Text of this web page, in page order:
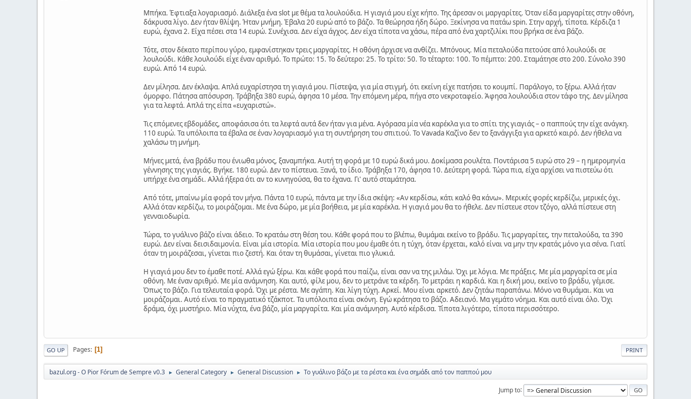
Μπήκα. Έφτιαξα λογαριασμό. Διάλεξα ένα slot με θέμα τα λουλούδια. Η γιαγιά μου είχε κήπο. Της άρεσαν οι μαργαρίτες. Όταν είδα μαργαρίτες στην οθόνη,
δάκρυσα λίγο. Δεν ήταν θλίψη. Ήταν μνήμη. Έβαλα 20 ευρώ από το βάζο. Τα θεώρησα ήδη δώρο. Ξεκίνησα να πατάω spin. Στην αρχή, τίποτα. Κέρδιζα 1
ευρώ, έχανα 2. Είχα πέσει στα 14 ευρώ. Συνέχισα. Δεν είχα άγχος. Δεν είχα τίποτα να χάσω, πέρα από ένα χαρτζιλίκι που βρήκα σε ένα βάζο.
Τότε, στον δέκατο περίπου γύρο, εμφανίστηκαν τρεις μαργαρίτες. Η οθόνη άρχισε να ανθίζει. Μπόνους. Μία πεταλούδα πετούσε από λουλούδι σε
λουλούδι. Κάθε λουλούδι είχε έναν αριθμό. Το πρώτο: 15. Το δεύτερο: 25. Το τρίτο: 50. Το τέταρτο: 100. Το πέμπτο: 200. Σταμάτησε στο 200. Σύνολο 390
ευρώ. Από 14 ευρώ.
Δεν μίλησα. Δεν έκλαψα. Απλά ευχαρίστησα τη γιαγιά μου. Πίστεψα, για μία στιγμή, ότι εκείνη είχε πατήσει το κουμπί. Παράλογο, το ξέρω. Αλλά ήταν
όμορφο. Πάτησα απόσυρση. Τράβηξα 380 ευρώ, άφησα 10 μέσα. Την επόμενη μέρα, πήγα στο νεκροταφείο. Άφησα λουλούδια στον τάφο της. Δεν μίλησα
για τα λεφτά. Απλά της είπα «ευχαριστώ».
Τις επόμενες εβδομάδες, αποφάσισα ότι τα λεφτά αυτά δεν ήταν για μένα. Αγόρασα μία νέα καρέκλα για το σπίτι της γιαγιάς – ο παππούς την είχε ανάγκη.
110 ευρώ. Τα υπόλοιπα τα έβαλα σε έναν λογαριασμό για τη συντήρηση του σπιτιού. Το Vavada Καζίνο δεν το ξανάγγιξα για αρκετό καιρό. Δεν ήθελα να
χαλάσω τη μνήμη.
Μήνες μετά, ένα βράδυ που ένιωθα μόνος, ξαναμπήκα. Αυτή τη φορά με 10 ευρώ δικά μου. Δοκίμασα ρουλέτα. Ποντάρισα 5 ευρώ στο 29 – η ημερομηνία
γέννησης της γιαγιάς. Βγήκε. 180 ευρώ. Δεν το πίστευα. Ξανά, το ίδιο. Τράβηξα 170, άφησα 10. Δεύτερη φορά. Τώρα πια, είχα αρχίσει να πιστεύω ότι
υπήρχε ένα σημάδι. Αλλά ήξερα ότι αν το κυνηγούσα, θα το έχανα. Γι' αυτό σταμάτησα.
Από τότε, μπαίνω μία φορά τον μήνα. Πάντα 10 ευρώ, πάντα με την ίδια σκέψη: «Αν κερδίσω, κάτι καλό θα κάνω». Μερικές φορές κερδίζω, μερικές όχι.
Αλλά όταν κερδίζω, το μοιράζομαι. Με ένα δώρο, με μία βοήθεια, με μία καρέκλα. Η γιαγιά μου θα το ήθελε. Δεν πίστευε στον τζόγο, αλλά πίστευε στη
γενναιοδωρία.
Τώρα, το γυάλινο βάζο είναι άδειο. Το κρατάω στη θέση του. Κάθε φορά που το βλέπω, θυμάμαι εκείνο το βράδυ. Τις μαργαρίτες, την πεταλούδα, τα 390
ευρώ. Δεν είναι δεισιδαιμονία. Είναι μία ιστορία. Μία ιστορία που μου έμαθε ότι η τύχη, όταν έρχεται, καλό είναι να μην την κρατάς μόνο για σένα. Γιατί
όταν τη μοιράζεσαι, γίνεται πιο ζεστή. Και όταν τη θυμάσαι, γίνεται πιο γλυκιά.
Η γιαγιά μου δεν το έμαθε ποτέ. Αλλά εγώ ξέρω. Και κάθε φορά που παίζω, είναι σαν να της μιλάω. Όχι με λόγια. Με πράξεις. Με μία μαργαρίτα σε μία
οθόνη. Με έναν αριθμό. Με μία ανάμνηση. Και αυτό, φίλε μου, δεν το μετράνε τα κέρδη. Το μετράει η καρδιά. Και η δική μου, εκείνο το βράδυ, γέμισε.
Όπως το βάζο. Για τελευταία φορά. Όχι με ρέστα. Με αγάπη. Και λίγη τύχη. Αρκεί. Μου είναι αρκετό. Δεν ζητάω παραπάνω. Μόνο να θυμάμαι. Και να
μοιράζομαι. Αυτό είναι το πραγματικό τζάκποτ. Τα υπόλοιπα είναι σκόνη. Εγώ κράτησα το βάζο. Αδειανό. Μα γεμάτο νόημα. Και αυτό είναι όλο. Όχι
δράμα, όχι μυστήριο. Μία νύχτα, ένα βάζο, μία μαργαρίτα. Και μία ανάμνηση. Αυτό κέρδισα. Τίποτα λιγότερο, τίποτα περισσότερο.
PRINT
GO UP Pages 1
bazul.org - O Pior Fórum de Sempre v0.3 ► General Category ► General Discussion ► Το γυάλινο βάζο με τα ρέστα και ένα σημάδι από τον παππού μου
Jump to